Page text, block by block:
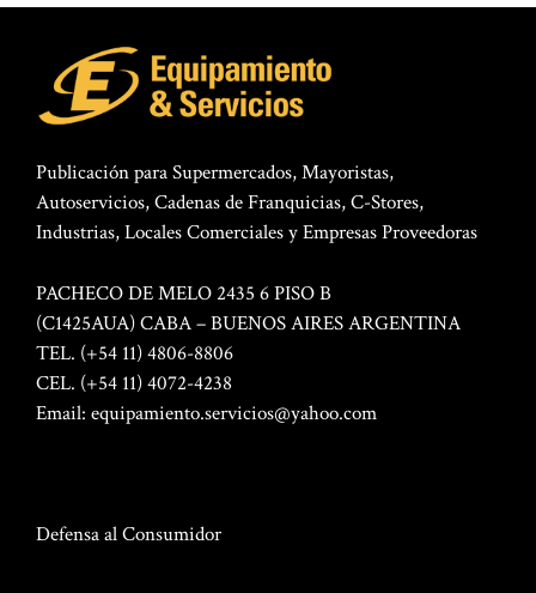
Publicación para Supermercados, Mayoristas,
Autoservicios, Cadenas de Franquicias, C-Stores,
Industrias, Locales Comerciales y Empresas Proveedoras
PACHECO DE MELO 2435 6 PISO B
(C1425AUA) CABA – BUENOS AIRES ARGENTINA
TEL. (+54 11) 4806-8806
CEL. (+54 11) 4072-4238
Email: equipamiento.servicios@yahoo.com
Defensa al Consumidor